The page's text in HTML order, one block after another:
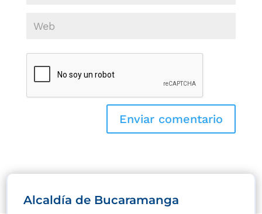
Alcaldía de Bucaramanga